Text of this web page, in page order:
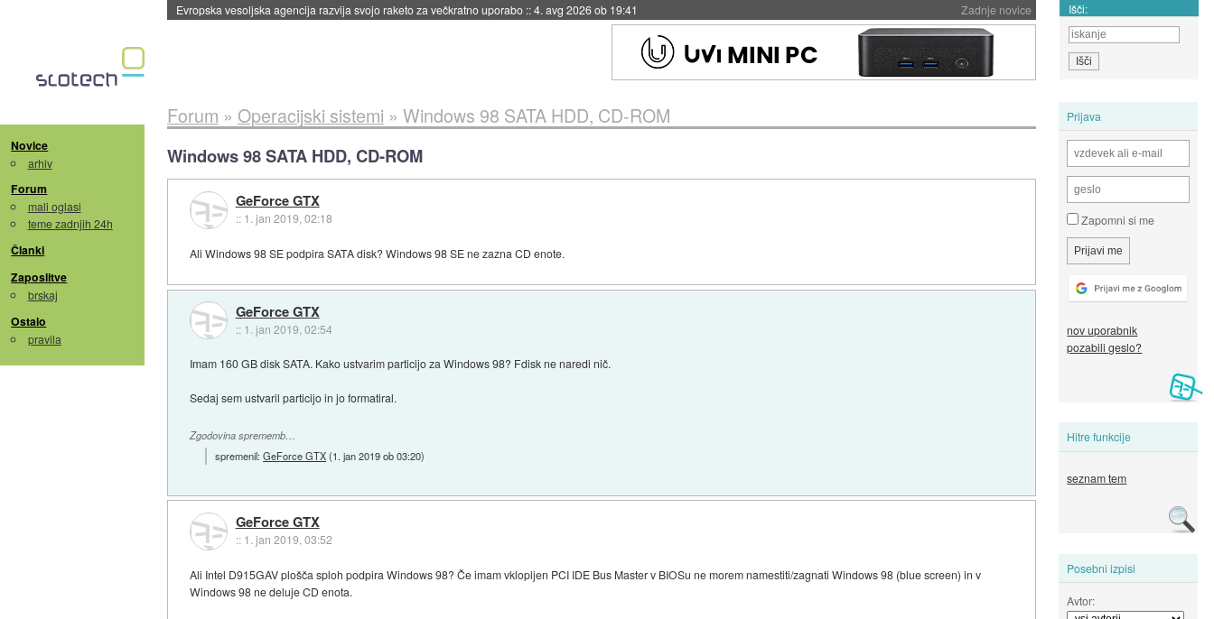
Zadnje novice
Evropska vesoljska agencija razvija svojo raketo za večkratno uporabo ::4. avg 2026 ob 19:41 Išči:
Novice
arhiv
Forum
mali oglasi
teme zadnjih 24h
Članki
Zaposlitve
brskaj
Ostalo
pravila
Prijava
Zapomni si me
nov uporabnik
pozabili geslo?
Hitre funkcije
seznam tem
Posebni izpisi
Avtor:
Forum » Operacijski sistemi » Windows 98 SATA HDD, CD-ROM
Windows 98 SATA HDD, CD-ROM
GeForce GTX
:: 1. jan 2019, 02:18
Ali Windows 98 SE podpira SATA disk? Windows 98 SE ne zazna CD enote.
GeForce GTX
:: 1. jan 2019, 02:54
Imam 160 GB disk SATA. Kako ustvarim particijo za Windows 98? Fdisk ne naredi nič.
Sedaj sem ustvaril particijo in jo formatiral.
Zgodovina sprememb…
spremenil:GeForce GTX(1. jan 2019 ob 03:20)
GeForce GTX
:: 1. jan 2019, 03:52
Ali Intel D915GAV plošča sploh podpira Windows 98? Če imam vklopljen PCI IDE Bus Master v BIOSu ne morem namestiti/zagnati Windows 98 (blue screen) in v
Windows 98 ne deluje CD enota.